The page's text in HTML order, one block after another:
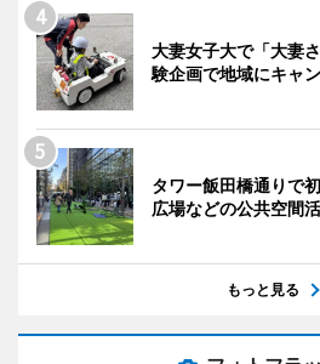
大妻女子大で「大妻
験企画で地域にキャ
タワー飯田橋通りで
広場などの公共空間
もっと見る